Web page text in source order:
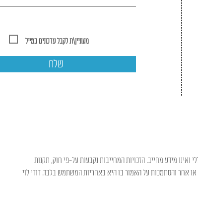
שלח
מידע מחייב. הזכויות המחייבות נקבעות על-פי חוק, תקנות
אחר והסתמכות על האמור בו היא באחריות המשתמש בלבד. דודי לוי